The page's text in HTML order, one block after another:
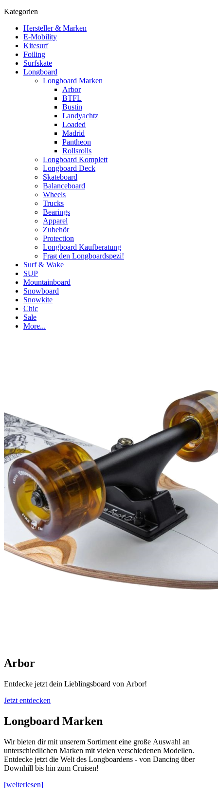
Kategorien
Hersteller & Marken
E-Mobility
Kitesurf
Foiling
Surfskate
Longboard
Longboard Marken
Arbor
BTFL
Bustin
Landyachtz
Loaded
Madrid
Pantheon
Rollsrolls
Longboard Komplett
Longboard Deck
Skateboard
Balanceboard
Wheels
Trucks
Bearings
Apparel
Zubehör
Protection
Longboard Kaufberatung
Frag den Longboardspezi!
Surf & Wake
SUP
Mountainboard
Snowboard
Snowkite
Chic
Sale
More...
Arbor
Entdecke jetzt dein Lieblingsboard von Arbor!
Jetzt entdecken
Longboard Marken
Wir bieten dir mit unserem Sortiment eine große Auswahl an
unterschiedlichen Marken mit vielen verschiedenen Modellen.
Entdecke jetzt die Welt des Longboardens - von Dancing über
Downhill bis hin zum Cruisen!
[weiterlesen]